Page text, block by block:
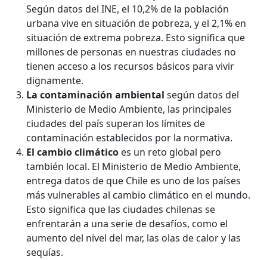
Según datos del INE, el 10,2% de la población
urbana vive en situación de pobreza, y el 2,1% en
situación de extrema pobreza. Esto significa que
millones de personas en nuestras ciudades no
tienen acceso a los recursos básicos para vivir
dignamente.
La contaminación ambiental según datos del
Ministerio de Medio Ambiente, las principales
ciudades del país superan los límites de
contaminación establecidos por la normativa.
El cambio climático es un reto global pero
también local. El Ministerio de Medio Ambiente,
entrega datos de que Chile es uno de los países
más vulnerables al cambio climático en el mundo.
Esto significa que las ciudades chilenas se
enfrentarán a una serie de desafíos, como el
aumento del nivel del mar, las olas de calor y las
sequías.